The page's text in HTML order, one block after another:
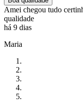
Amei chegou tudo
qualidade
há 9 dias
Maria